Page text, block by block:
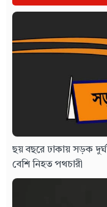
ছয় বছরে ঢাকায় সড়ক
বেশি নিহত পথচারী